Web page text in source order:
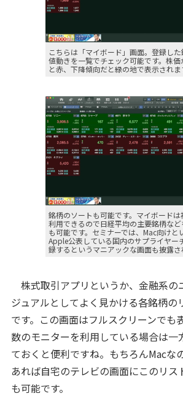
こちらは「マイボード」画面。登録し
値動きを一覧でチェック可能です。株価
と赤、下降傾向だと緑の地で表示されま
銘柄のソートも可能です。マイボードは
利用できるので日経平均の主要銘柄な
も可能です。セミナーでは、Mac向けと
Apple公表している国内のサプライヤー
録するというマニアックな画面も披露さ
株式取引アプリというか、金融系の
ジュアルとしてよく見かける各銘柄の
です。この画面はフルスクリーンでも
数のモニターを利用している場合は一
ておくと便利ですね。もちろんMacな
あれば自宅のテレビの画面にこのリス
も可能です。